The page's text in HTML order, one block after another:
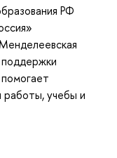
РФ
работы, учебы и